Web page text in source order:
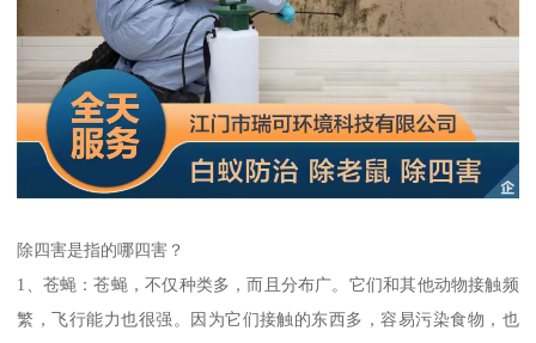
除四害是指的哪四害？
1、苍蝇：苍蝇，不仅种类多，而且分布广。它们和其他动物接触频
繁，飞行能力也很强。因为它们接触的东西多，容易污染食物，也